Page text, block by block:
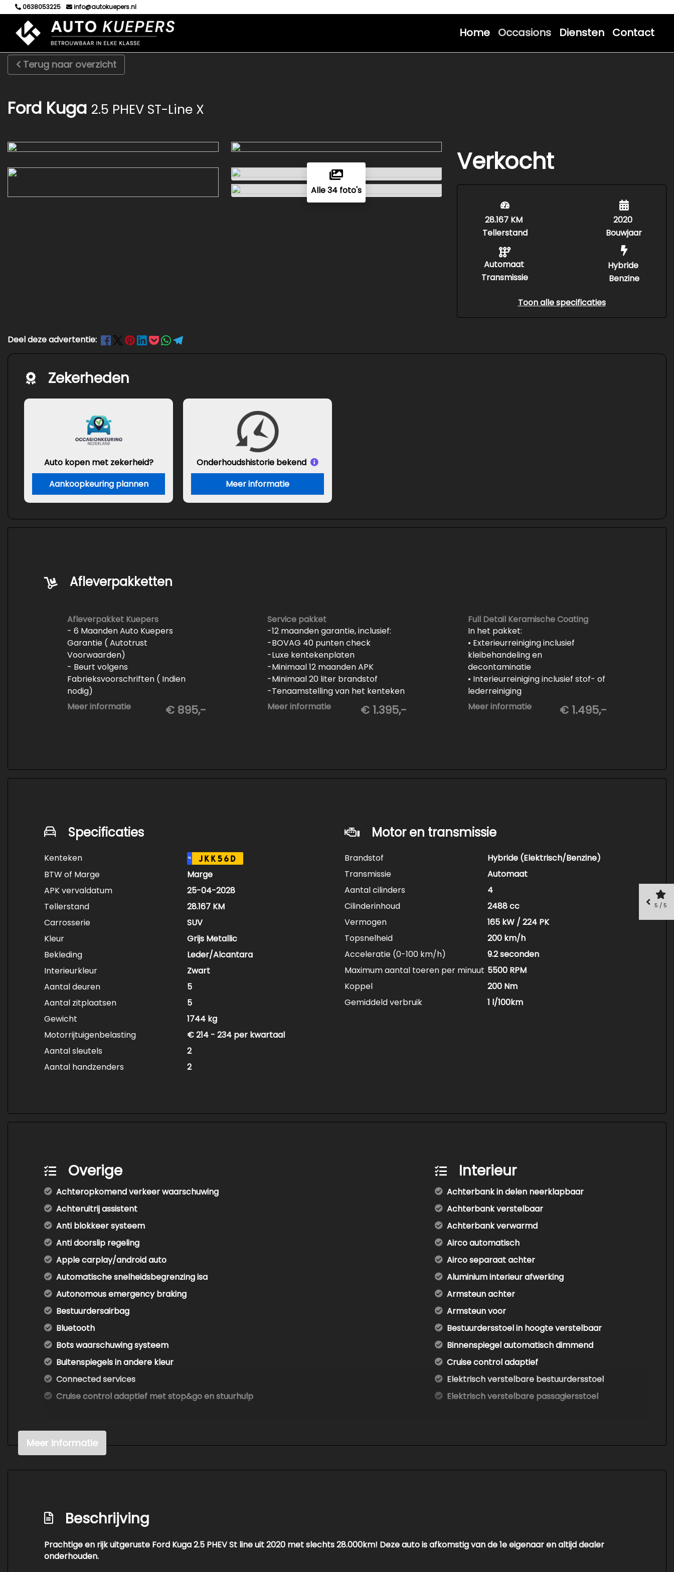
0638053225 info@autokuepers.nl
Home Occasions Diensten Contact
Terug naar overzicht
Ford Kuga 2.5 PHEV ST-Line X
Alle 34 foto's
Verkocht
28.167 KM
Tellerstand
Automaat
Transmissie
2020
Bouwjaar
Hybride
Benzine
Toon alle specificaties
Deel deze advertentie:
Zekerheden
Auto kopen met zekerheid?
Aankoopkeuring plannen
Onderhoudshistorie bekend
Meer informatie
Afleverpakketten
Afleverpakket Kuepers
- 6 Maanden Auto Kuepers
Garantie ( Autotrust
Voorwaarden)
- Beurt volgens
Fabrieksvoorschriften ( Indien
nodig)
- Minimaal 6 maanden APK
- Minimaal 3 mm banden profiel
- Poetsen binnen en buiten
Meer informatie € 895,-
Service pakket
-12 maanden garantie, inclusief:
-BOVAG 40 punten check
-Luxe kentekenplaten
-Minimaal 12 maanden APK
-Minimaal 20 liter brandstof
-Tenaamstelling van het kenteken
-Vrijwaren van de inruilauto
Meer informatie € 1.395,-
Full Detail Keramische Coating
In het pakket:
• Exterieurreiniging inclusief
kleibehandeling en
decontaminatie
• Interieurreiniging inclusief stof- of
lederreiniging
• 3-staps lakcorrectie
• Keramische Coating (+/- 5 jaar)
Meer informatie € 1.495,-
Specificaties
Kenteken NL JKK56D
BTW of Marge
Marge
APK vervaldatum
25-04-2028
Tellerstand
28.167 KM
Carrosserie
SUV
Kleur
Grijs Metallic
Bekleding
Leder/Alcantara
Interieurkleur
Zwart
Aantal deuren
5
Aantal zitplaatsen
5
Gewicht
1744 kg
Motorrijtuigenbelasting
€ 214 - 234 per kwartaal
Aantal sleutels
2
Aantal handzenders
2
Motor en transmissie
Brandstof
Hybride (Elektrisch/Benzine)
Transmissie
Automaat
Aantal cilinders
4
Cilinderinhoud
2488 cc
Vermogen
165 kW / 224 PK
Topsnelheid
200 km/h
Acceleratie (0-100 km/h)
9.2 seconden
Maximum aantal toeren per minuut 5500 RPM
Koppel
200 Nm
Gemiddeld verbruik
1 l/100km
Overige
Achteropkomend verkeer waarschuwing
Achteruitrij assistent
Anti blokkeer systeem
Anti doorslip regeling
Apple carplay/android auto
Automatische snelheidsbegrenzing isa
Autonomous emergency braking
Bestuurdersairbag
Bluetooth
Bots waarschuwing systeem
Buitenspiegels in andere kleur
Connected services
Cruise control adaptief met stop&go en stuurhulp
Dodehoek detectie
Draadloze telefoonlader
Hemelbekleding donker
Hoofd airbag(s) voor
Interieur
Achterbank in delen neerklapbaar
Achterbank verstelbaar
Achterbank verwarmd
Airco automatisch
Airco separaat achter
Aluminium interieur afwerking
Armsteun achter
Armsteun voor
Bestuurdersstoel in hoogte verstelbaar
Binnenspiegel automatisch dimmend
Cruise control adaptief
Elektrisch verstelbare bestuurdersstoel
Elektrisch verstelbare passagiersstoel
Kunstlederen bekleding
Sportstoelen
Meer informatie
Beschrijving
Prachtige en rijk uitgeruste Ford Kuga 2.5 PHEV St line uit 2020 met slechts 28.000km! Deze auto is afkomstig van de 1e eigenaar en altijd dealer
onderhouden.
5 / 5